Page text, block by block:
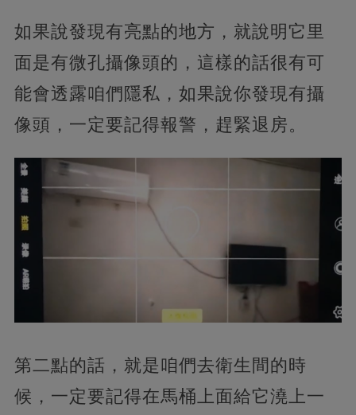
如果說發現有亮點的地方，就說明它里
面是有微孔攝像頭的，這樣的話很有可
能會透露咱們隱私，如果說你發現有攝
像頭，一定要記得報警，趕緊退房。
第二點的話，就是咱們去衛生間的時
候，一定要記得在馬桶上面給它澆上一